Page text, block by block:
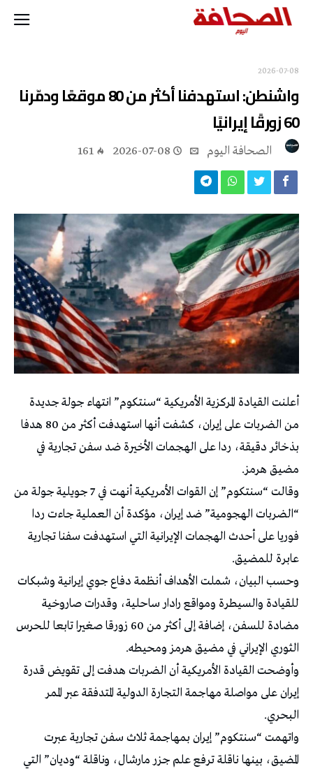
2026-07-08
واشنطن: استهدفنا أكثر من 80 موقعًا ودمّرنا
60 زورقًا إيرانيًا
2026-07-08
161
أعلنت القيادة المركزية الأمريكية “سنتكوم” انتهاء جولة جديدة
من الضربات على إيران، كشفت أنها استهدفت أكثر من 80 هدفا
بذخائر دقيقة، ردا على الهجمات الأخيرة ضد سفن تجارية في
مضيق هرمز.
وقالت “سنتكوم” إن القوات الأمريكية أنهت في 7 جويلية جولة من
“الضربات الهجومية” ضد إيران، مؤكدة أن العملية جاءت ردا
فوريا على أحدث الهجمات الإيرانية التي استهدفت سفنا تجارية
عابرة للمضيق.
وحسب البيان، شملت الأهداف أنظمة دفاع جوي إيرانية وشبكات
للقيادة والسيطرة ومواقع رادار ساحلية، وقدرات صاروخية
مضادة للسفن، إضافة إلى أكثر من 60 زورقا صغيرا تابعا للحرس
الثوري الإيراني في مضيق هرمز ومحيطه.
وأوضحت القيادة الأمريكية أن الضربات هدفت إلى تقويض قدرة
إيران على مواصلة مهاجمة التجارة الدولية المتدفقة عبر الممر
البحري.
واتهمت “سنتكوم” إيران بمهاجمة ثلاث سفن تجارية عبرت
المضيق، بينها ناقلة ترفع علم جزر مارشال، وناقلة “وديان” التي